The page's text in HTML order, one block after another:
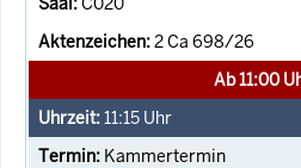
2 Ca 698/26
Ab 11:00
11:15 Uhr
Kammertermin